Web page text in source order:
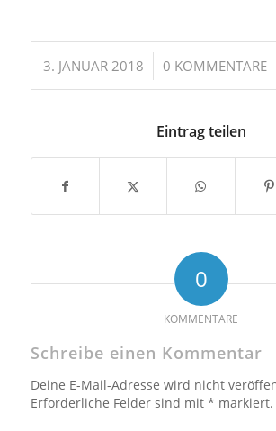
3. JANUAR 2018
/ 0 KOMMENTARE
/
Eintrag teilen
0
KOMMENTARE
Schreibe einen Kommentar
Deine E-Mail-Adresse wird nicht
Erforderliche Felder sind mit * markiert.